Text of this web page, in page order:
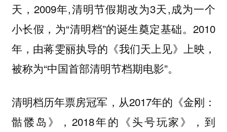
天，2009年,清明节假期改为3天,成为一个
小长假，为“清明档”的诞生奠定基础。2010
年，由蒋雯丽执导的《我们天上见》上映，
被称为“中国首部清明节档期电影”。
清明档历年票房冠军 ，从2017年的《金刚：
骷髅岛》，2018年的《头号玩家》，到